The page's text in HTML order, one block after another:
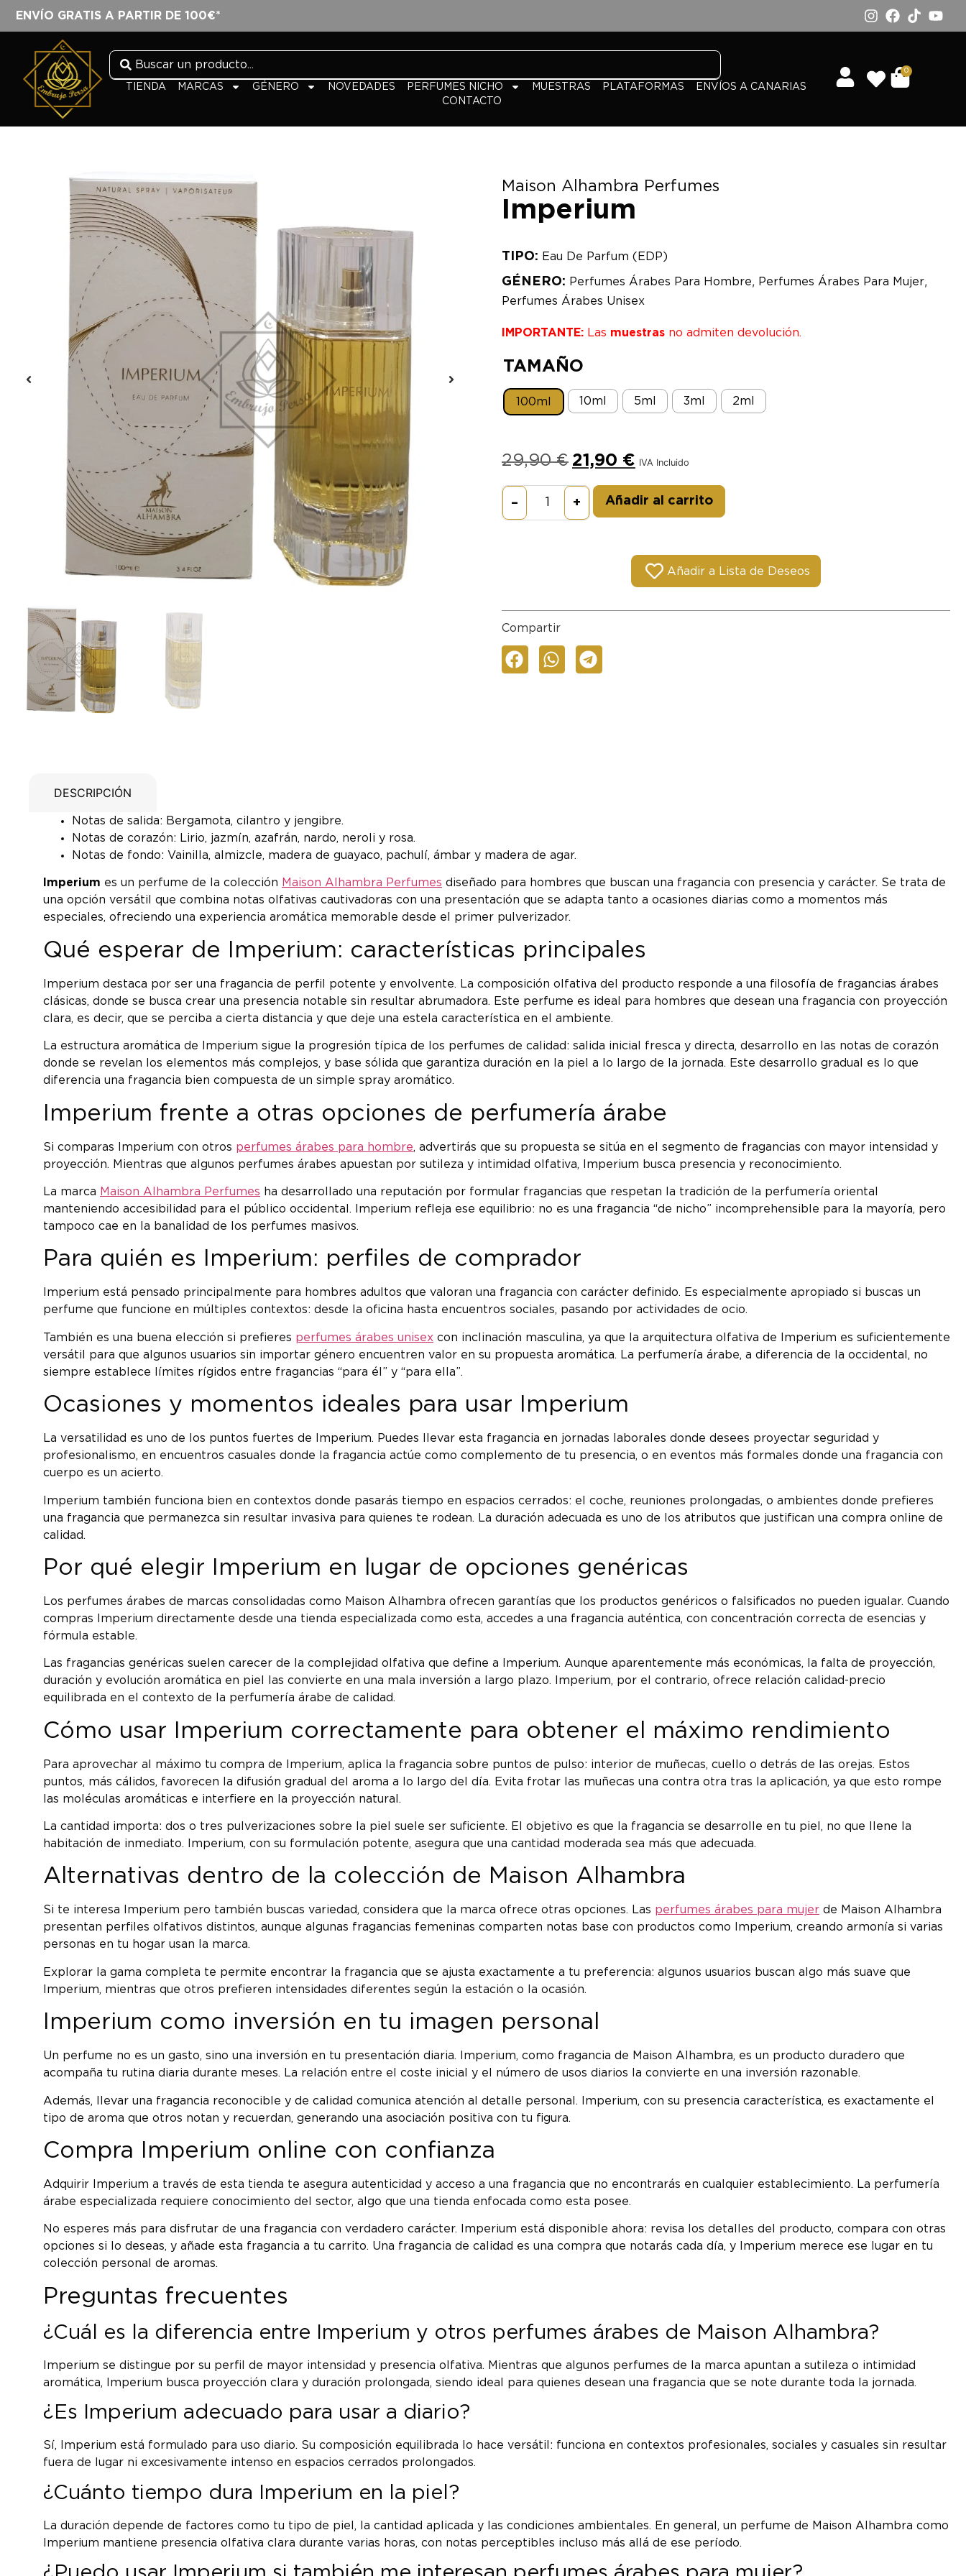
ENVÍO GRATIS A PARTIR DE 100€*
TIENDA MARCAS GÉNERO NOVEDADES PERFUMES NICHO MUESTRAS PLATAFORMAS
ENVÍOS A CANARIAS
CONTACTO
0
Maison Alhambra Perfumes
Imperium
TIPO: Eau De Parfum (EDP)
GÉNERO: Perfumes Árabes Para Hombre, Perfumes Árabes Para Mujer,
Perfumes Árabes Unisex
IMPORTANTE: Las muestras no admiten devolución.
TAMAÑO
100ml 10ml 5ml 3ml 2ml
29,90€ 21,90 € IVA Incluido
– + Añadir al carrito
Añadir a Lista de Deseos
Compartir
DESCRIPCIÓN
Notas de salida: Bergamota, cilantro y jengibre.
Notas de corazón: Lirio, jazmín, azafrán, nardo, neroli y rosa.
Notas de fondo: Vainilla, almizcle, madera de guayaco, pachulí, ámbar y madera de agar.
Imperium es un perfume de la colección Maison Alhambra Perfumes diseñado para hombres que buscan una fragancia con presencia y carácter. Se trata de
una opción versátil que combina notas olfativas cautivadoras con una presentación que se adapta tanto a ocasiones diarias como a momentos más
especiales, ofreciendo una experiencia aromática memorable desde el primer pulverizador.
Qué esperar de Imperium: características principales
Imperium destaca por ser una fragancia de perfil potente y envolvente. La composición olfativa del producto responde a una filosofía de fragancias árabes
clásicas, donde se busca crear una presencia notable sin resultar abrumadora. Este perfume es ideal para hombres que desean una fragancia con proyección
clara, es decir, que se perciba a cierta distancia y que deje una estela característica en el ambiente.
La estructura aromática de Imperium sigue la progresión típica de los perfumes de calidad: salida inicial fresca y directa, desarrollo en las notas de corazón
donde se revelan los elementos más complejos, y base sólida que garantiza duración en la piel a lo largo de la jornada. Este desarrollo gradual es lo que
diferencia una fragancia bien compuesta de un simple spray aromático.
Imperium frente a otras opciones de perfumería árabe
Si comparas Imperium con otros perfumes árabes para hombre, advertirás que su propuesta se sitúa en el segmento de fragancias con mayor intensidad y
proyección. Mientras que algunos perfumes árabes apuestan por sutileza y intimidad olfativa, Imperium busca presencia y reconocimiento.
La marca Maison Alhambra Perfumes ha desarrollado una reputación por formular fragancias que respetan la tradición de la perfumería oriental
manteniendo accesibilidad para el público occidental. Imperium refleja ese equilibrio: no es una fragancia “de nicho” incomprehensible para la mayoría, pero
tampoco cae en la banalidad de los perfumes masivos.
Para quién es Imperium: perfiles de comprador
Imperium está pensado principalmente para hombres adultos que valoran una fragancia con carácter definido. Es especialmente apropiado si buscas un
perfume que funcione en múltiples contextos: desde la oficina hasta encuentros sociales, pasando por actividades de ocio.
También es una buena elección si prefieres perfumes árabes unisex con inclinación masculina, ya que la arquitectura olfativa de Imperium es suficientemente
versátil para que algunos usuarios sin importar género encuentren valor en su propuesta aromática. La perfumería árabe, a diferencia de la occidental, no
siempre establece límites rígidos entre fragancias “para él” y “para ella”.
Ocasiones y momentos ideales para usar Imperium
La versatilidad es uno de los puntos fuertes de Imperium. Puedes llevar esta fragancia en jornadas laborales donde desees proyectar seguridad y
profesionalismo, en encuentros casuales donde la fragancia actúe como complemento de tu presencia, o en eventos más formales donde una fragancia con
cuerpo es un acierto.
Imperium también funciona bien en contextos donde pasarás tiempo en espacios cerrados: el coche, reuniones prolongadas, o ambientes donde prefieres
una fragancia que permanezca sin resultar invasiva para quienes te rodean. La duración adecuada es uno de los atributos que justifican una compra online de
calidad.
Por qué elegir Imperium en lugar de opciones genéricas
Los perfumes árabes de marcas consolidadas como Maison Alhambra ofrecen garantías que los productos genéricos o falsificados no pueden igualar. Cuando
compras Imperium directamente desde una tienda especializada como esta, accedes a una fragancia auténtica, con concentración correcta de esencias y
fórmula estable.
Las fragancias genéricas suelen carecer de la complejidad olfativa que define a Imperium. Aunque aparentemente más económicas, la falta de proyección,
duración y evolución aromática en piel las convierte en una mala inversión a largo plazo. Imperium, por el contrario, ofrece relación calidad-precio
equilibrada en el contexto de la perfumería árabe de calidad.
Cómo usar Imperium correctamente para obtener el máximo rendimiento
Para aprovechar al máximo tu compra de Imperium, aplica la fragancia sobre puntos de pulso: interior de muñecas, cuello o detrás de las orejas. Estos
puntos, más cálidos, favorecen la difusión gradual del aroma a lo largo del día. Evita frotar las muñecas una contra otra tras la aplicación, ya que esto rompe
las moléculas aromáticas e interfiere en la proyección natural.
La cantidad importa: dos o tres pulverizaciones sobre la piel suele ser suficiente. El objetivo es que la fragancia se desarrolle en tu piel, no que llene la
habitación de inmediato. Imperium, con su formulación potente, asegura que una cantidad moderada sea más que adecuada.
Alternativas dentro de la colección de Maison Alhambra
Si te interesa Imperium pero también buscas variedad, considera que la marca ofrece otras opciones. Las perfumes árabes para mujer de Maison Alhambra
presentan perfiles olfativos distintos, aunque algunas fragancias femeninas comparten notas base con productos como Imperium, creando armonía si varias
personas en tu hogar usan la marca.
Explorar la gama completa te permite encontrar la fragancia que se ajusta exactamente a tu preferencia: algunos usuarios buscan algo más suave que
Imperium, mientras que otros prefieren intensidades diferentes según la estación o la ocasión.
Imperium como inversión en tu imagen personal
Un perfume no es un gasto, sino una inversión en tu presentación diaria. Imperium, como fragancia de Maison Alhambra, es un producto duradero que
acompaña tu rutina diaria durante meses. La relación entre el coste inicial y el número de usos diarios la convierte en una inversión razonable.
Además, llevar una fragancia reconocible y de calidad comunica atención al detalle personal. Imperium, con su presencia característica, es exactamente el
tipo de aroma que otros notan y recuerdan, generando una asociación positiva con tu figura.
Compra Imperium online con confianza
Adquirir Imperium a través de esta tienda te asegura autenticidad y acceso a una fragancia que no encontrarás en cualquier establecimiento. La perfumería
árabe especializada requiere conocimiento del sector, algo que una tienda enfocada como esta posee.
No esperes más para disfrutar de una fragancia con verdadero carácter. Imperium está disponible ahora: revisa los detalles del producto, compara con otras
opciones si lo deseas, y añade esta fragancia a tu carrito. Una fragancia de calidad es una compra que notarás cada día, y Imperium merece ese lugar en tu
colección personal de aromas.
Preguntas frecuentes
¿Cuál es la diferencia entre Imperium y otros perfumes árabes de Maison Alhambra?
Imperium se distingue por su perfil de mayor intensidad y presencia olfativa. Mientras que algunos perfumes de la marca apuntan a sutileza o intimidad
aromática, Imperium busca proyección clara y duración prolongada, siendo ideal para quienes desean una fragancia que se note durante toda la jornada.
¿Es Imperium adecuado para usar a diario?
Sí, Imperium está formulado para uso diario. Su composición equilibrada lo hace versátil: funciona en contextos profesionales, sociales y casuales sin resultar
fuera de lugar ni excesivamente intenso en espacios cerrados prolongados.
¿Cuánto tiempo dura Imperium en la piel?
La duración depende de factores como tu tipo de piel, la cantidad aplicada y las condiciones ambientales. En general, un perfume de Maison Alhambra como
Imperium mantiene presencia olfativa clara durante varias horas, con notas perceptibles incluso más allá de ese período.